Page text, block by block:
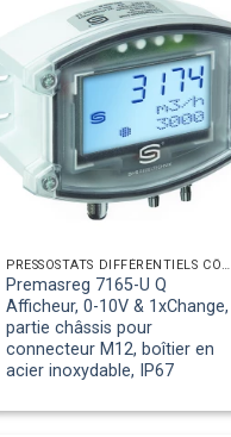
Premasreg 7165-U Q
Afficheur, 0-10V & 1xChange,
partie châssis pour
connecteur M12, boîtier en
acier inoxydable, IP67